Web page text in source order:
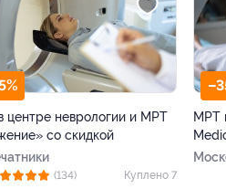
центре неврологии и МРТ
со скидкой
(134) Куплено 7
МРТ